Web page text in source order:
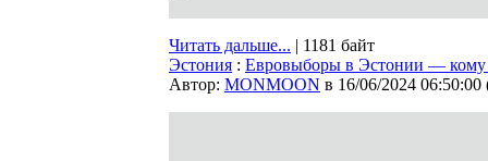
Читать дальше... | 1181 байт
Эстония : Евровыборы в Эстонии — кому
Автор: MONMOON в 16/06/2024 06:50:00